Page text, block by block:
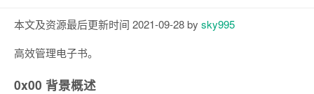
本文及资源最后更新时间 2021-09-28 by sky995
高效管理电子书。
0x00 背景概述